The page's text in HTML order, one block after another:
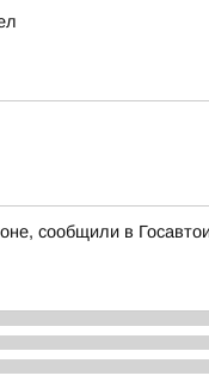
сообщили в